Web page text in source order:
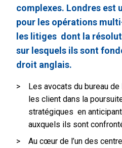
complexes. Londres est
pour les opérations
les litiges dont la
sur lesquels ils sont
droit anglais.
Les avocats du bureau
les client dans la
stratégiques en
auxquels ils sont
Au cœur de l’un des